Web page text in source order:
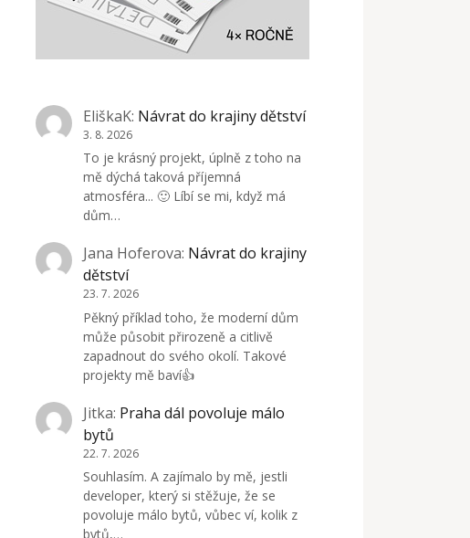
EliškaK: Návrat do krajiny dětství
3. 8. 2026
To je krásný projekt, úplně z toho na
mě dýchá taková příjemná
atmosféra... 🙂 Líbí se mi, když má
dům…
Jana Hoferova: Návrat do krajiny
dětství
23. 7. 2026
Pěkný příklad toho, že moderní dům
může působit přirozeně a citlivě
zapadnout do svého okolí. Takové
projekty mě baví👍
Jitka: Praha dál povoluje málo
bytů
22. 7. 2026
Souhlasím. A zajímalo by mě, jestli
developer, který si stěžuje, že se
povoluje málo bytů, vůbec ví, kolik z
bytů,…